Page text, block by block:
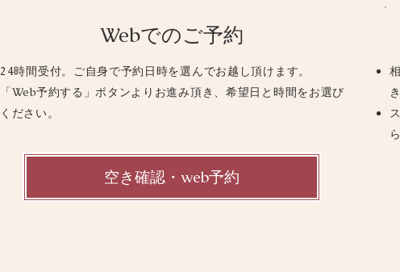
Webでのご予約
24時間受付。ご自身で予約日時を選んでお越し頂けます。
「Web予約する」ボタンよりお進み頂き、希望日と時間をお選び
ください。
空き確認・web予約